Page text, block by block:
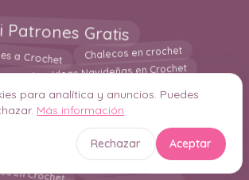
Gratis
a Crochet Chalecos en crochet
e Ideas Navideñas en Crochet
Bermudas en crochet
Chaqueta en crochet
Grannys Square
Amigurumi Patrones PDF
en Crochet Macrame
para analítica y anuncios. Puedes
Más información
Rechazar Aceptar